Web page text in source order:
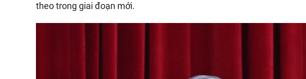
theo trong giai đoạn mới.